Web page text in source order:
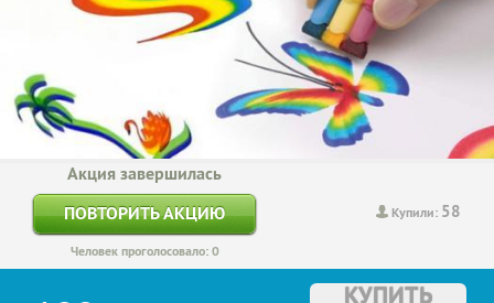
Купили: 58
Акция завершилась
ПОВТОРИТЬ АКЦИЮ
Человек проголосовало: 0
КУПИТЬ